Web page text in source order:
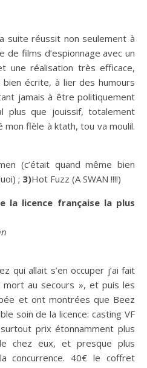
suite réussit non seulement à
films d’espionnage avec un
une réalisation très efficace,
écrite, à lier des humours
jamais à être politiquement
plus que jouissif, totalement
flèle à ktath, tou va moulil.
(c’était quand même bien
; 3)Hot Fuzz (A SWAN !!!!)
la licence française la plus
qui allait s’en occuper j’ai fait
au secours », et puis les
et ont montrées que Beez
soin de la licence: casting VF
prix étonnamment plus
chez eux, et presque plus
concurrence. 40€ le coffret